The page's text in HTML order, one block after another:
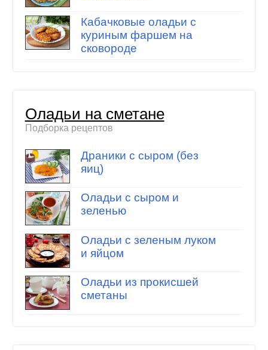
Кабачковые оладьи с
куриным фаршем на
сковороде
Оладьи на сметане
Подборка рецептов
Драники с сыром (без
яиц)
Оладьи с сыром и
зеленью
Оладьи с зеленым луком
и яйцом
Оладьи из прокисшей
сметаны